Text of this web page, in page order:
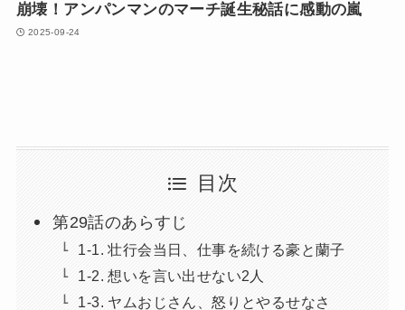
崩壊！アンパンマンのマーチ誕生秘話に感動の嵐
2025-09-24
目次
第29話のあらすじ
1-1. 壮行会当日、仕事を続ける豪と蘭子
1-2. 想いを言い出せない2人
1-3. ヤムおじさん、怒りとやるせなさ